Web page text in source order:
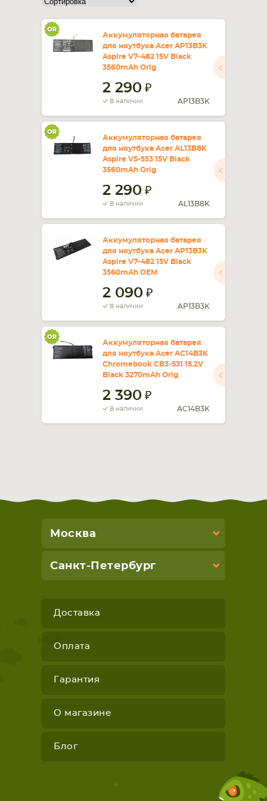
СМАРТФОНА
Аккумуляторная батарея
для ноутбука Acer AP13B3K
Aspire V7-482 15V Black
3560mAh Orig
2 290
В наличии AP13B3K
Аккумуляторная батарея
для ноутбука Acer AL13B8K
Aspire V5-553 15V Black
3560mAh Orig
2 290
В наличии AL13B8K
Аккумуляторная батарея
для ноутбука Acer AP13B3K
Aspire V7-482 15V Black
3560mAh OEM
2 090
В наличии AP13B3K
Аккумуляторная батарея
для ноутбука Acer AC14B3K
Chromebook CB3-531 15.2V
Black 3270mAh Orig
2 390
В наличии AC14B3K
Москва
Санкт-Петербург
Доставка
Оплата
Гарантия
О магазине
Блог